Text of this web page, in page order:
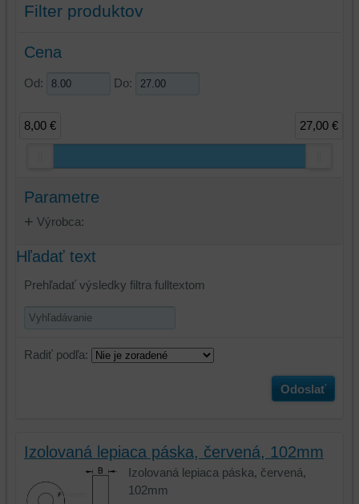
Filter produktov
Cena
Od: Do:
8,00 € 27,00 €
Parametre
Výrobca:
Hľadať text
Prehľadať výsledky filtra fulltextom
Radiť podľa:
Odoslať
Izolovaná lepiaca páska, červená, 102mm
Izolovaná lepiaca páska, červená,
102mm